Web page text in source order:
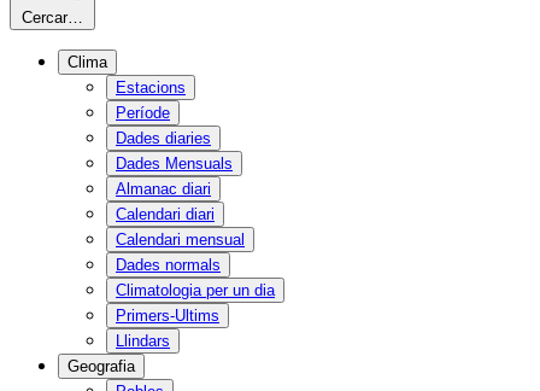
Cercar…
Clima
Estacions
Període
Dades diaries
Dades Mensuals
Almanac diari
Calendari diari
Calendari mensual
Dades normals
Climatologia per un dia
Primers-Ultims
Llindars
Geografia